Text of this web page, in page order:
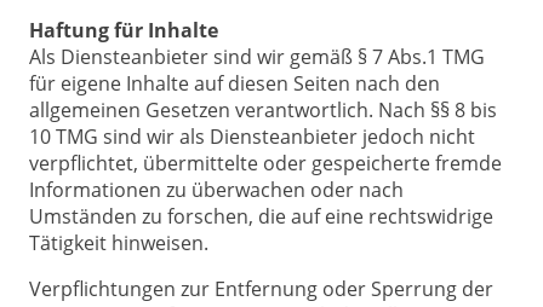
Haftung für Inhalte
Als Diensteanbieter sind wir gemäß § 7 Abs.1 TMG
für eigene Inhalte auf diesen Seiten nach den
allgemeinen Gesetzen verantwortlich. Nach §§ 8 bis
10 TMG sind wir als Diensteanbieter jedoch nicht
verpflichtet, übermittelte oder gespeicherte fremde
Informationen zu überwachen oder nach
Umständen zu forschen, die auf eine rechtswidrige
Tätigkeit hinweisen.
Verpflichtungen zur Entfernung oder Sperrung der